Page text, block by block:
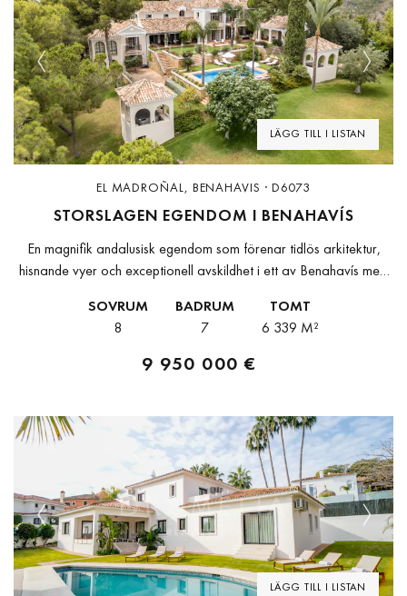
LÄGG TILL I LISTAN
Previous Next
EL MADROÑAL, BENAHAVIS · D6073
STORSLAGEN EGENDOM I BENAHAVÍS
En magnifik andalusisk egendom som förenar tidlös arkitektur,
hisnande vyer och exceptionell avskildhet i ett av Benahavís mest
välrenommerade arkitekten César de Leyva, förkroppsligar...
SOVRUM
8
BADRUM
7
TOMT
6 339 M²
9 950 000 €
LÄGG TILL I LISTAN
Previous Next